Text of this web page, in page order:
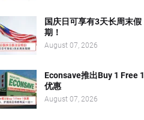
国庆日可享有3天长周末假
期！
August 07, 2026
Econsave推出Buy 1 Free 1
优惠
August 07, 2026